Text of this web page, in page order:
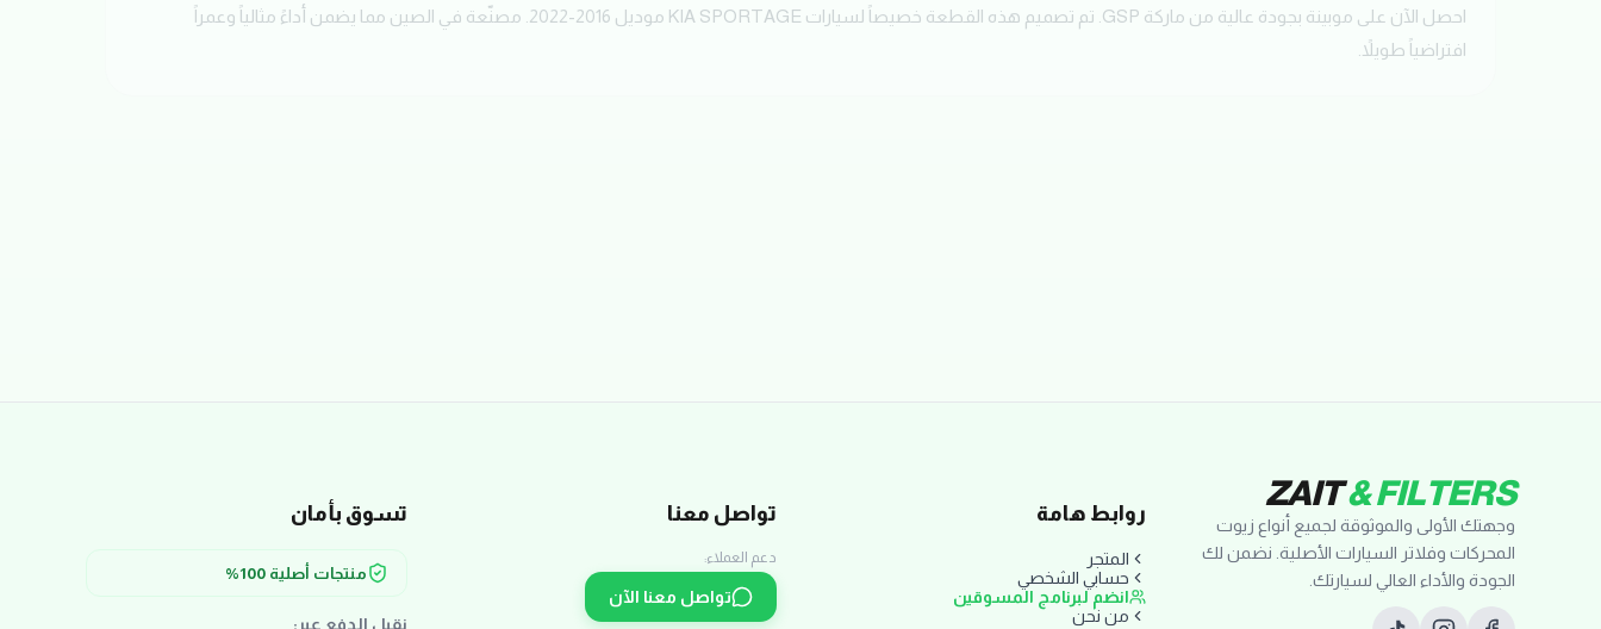
احصل الآن على موبينة بجودة عالية من ماركة GSP. تم تصميم هذه القطعة خصيصاً لسيارات KIA SPORTAGE موديل 2016-2022. مصنّعة في الصين مما يضمن أداءً مثالياً وعمراً
افتراضياً طويلاً.
ZAIT& FILTERS
وجهتك الأولى والموثوقة لجميع أنواع زيوت
المحركات وفلاتر السيارات الأصلية. نضمن لك
الجودة والأداء العالي لسيارتك.
روابط هامة
المتجر
حسابي الشخصي
انضم لبرنامج المسوقين
من نحن
تواصل معنا
دعم العملاء:
تواصل معنا الآن
تسوق بأمان
منتجات أصلية 100%
نقبل الدفع عبر: